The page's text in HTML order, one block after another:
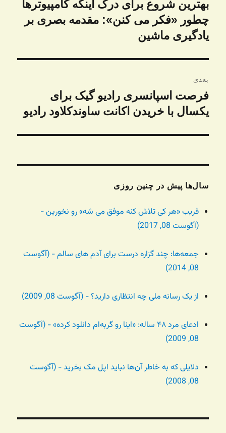
نوشته
قبلی:
بهترین شروع برای درک اینکه کامپیوترها
چطور «فکر می کنن»: مقدمه بصری بر
یادگیری ماشین
بعدی
نوشته
بعدی:
فرصت اسپانسری رادیو گیک برای
یکسال با خریدن اکانت ساوندکلاود رادیو
سال‌ها پیش در چنین روزی
فریب «هر کی تلاش کنه موفق می شه» رو نخورین -
(آگوست 08, 2017)
جمعه‌ها: چند گزاره درست برای آدم های سالم - (آگوست
08, 2014)
از یک رسانه ملی چه انتظاری دارید؟ - (آگوست 08, 2009)
ادعای مرد ۴۸ ساله: «اینا رو گربه‌ام دانلود کرده» - (آگوست
08, 2009)
دلایلی که به خاطر آن‌ها نباید اپل مک بخرید - (آگوست
08, 2008)